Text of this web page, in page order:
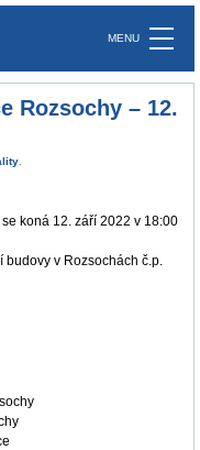
Rozsochy – 12.
koná 12. září 2022 v 18:00
budovy v Rozsochách č.p.